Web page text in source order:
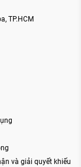
TP.HCM
và giải quyết khiếu